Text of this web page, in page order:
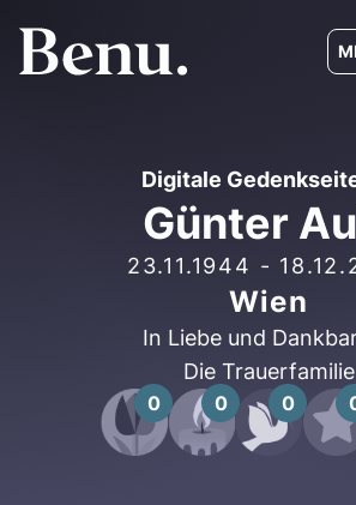
Digitale
Günter
23.11.1944 -
Wien
In Liebe und
Die Trauerfamilie
0 0 0